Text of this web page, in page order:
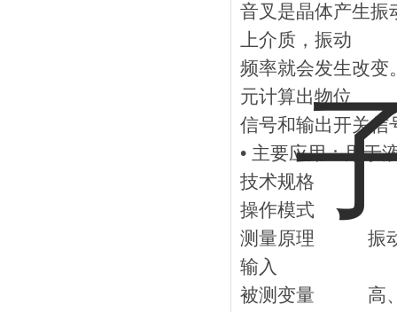
音叉是晶体产生振
上介质，振动
频率就会发生改变
元计算出物位
信号和输出开关信
• 主要应用：用于
技术规格
操作模式
测量原理 振动
输入
被测变量 高、